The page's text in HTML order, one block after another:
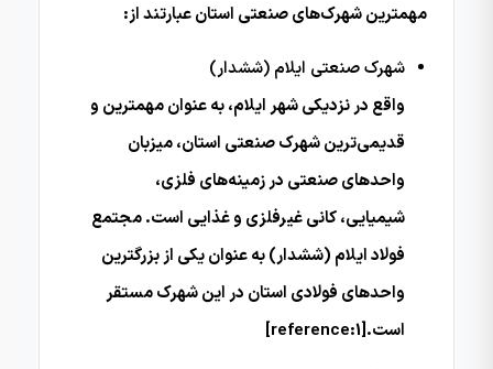
مهمترین شهرک‌های صنعتی استان عبارتند از:
شهرک صنعتی ایلام (ششدار)
واقع در نزدیکی شهر ایلام، به عنوان مهمترین و
قدیمی‌ترین شهرک صنعتی استان، میزبان
واحدهای صنعتی در زمینه‌های فلزی،
شیمیایی، کانی غیرفلزی و غذایی است. مجتمع
فولاد ایلام (ششدار) به عنوان یکی از بزرگترین
واحدهای فولادی استان در این شهرک مستقر
است.[reference:1]